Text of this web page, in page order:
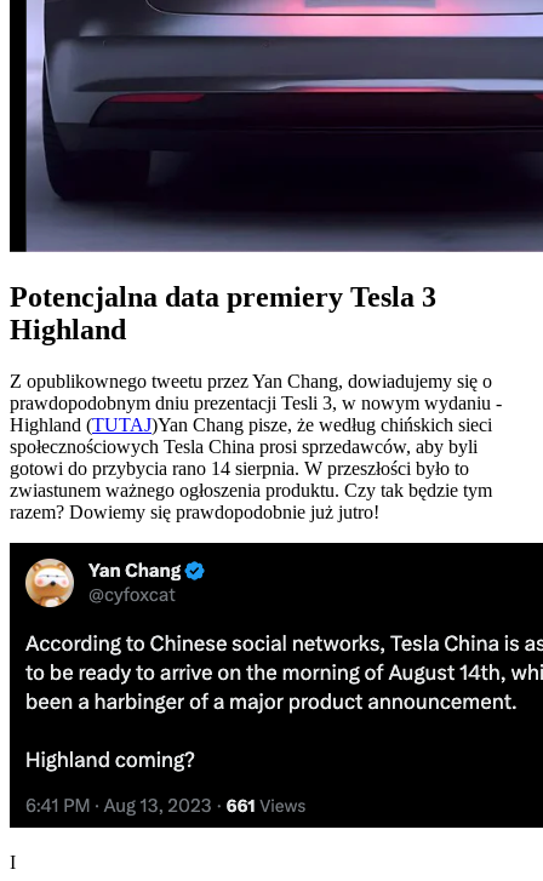
Potencjalna data premiery Tesla 3
Highland
Z opublikownego tweetu przez Yan Chang, dowiadujemy się o
prawdopodobnym dniu prezentacji Tesli 3, w nowym wydaniu -
Highland (TUTAJ)Yan Chang pisze, że według chińskich sieci
społecznościowych Tesla China prosi sprzedawców, aby byli
gotowi do przybycia rano 14 sierpnia. W przeszłości było to
zwiastunem ważnego ogłoszenia produktu. Czy tak będzie tym
razem? Dowiemy się prawdopodobnie już jutro!
I